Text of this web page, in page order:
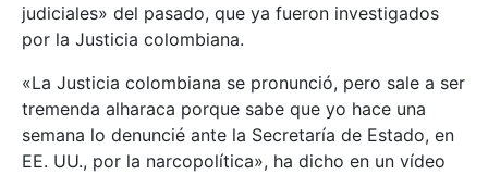
judiciales» del pasado, que ya fueron investigados
por la Justicia colombiana.
«La Justicia colombiana se pronunció, pero sale a ser
tremenda alharaca porque sabe que yo hace una
semana lo denuncié ante la Secretaría de Estado, en
EE. UU., por la narcopolítica», ha dicho en un vídeo